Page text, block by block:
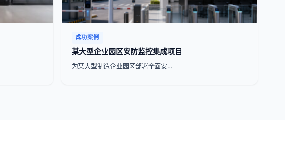
成功案例
某大型企业园区安防监控集成项目
为某大型制造企业园区部署全面安…